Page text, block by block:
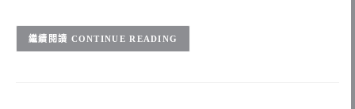
CONTINUE READING